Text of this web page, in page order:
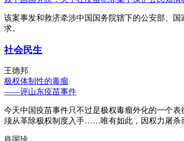
该案事发和救济牵涉中国国务院辖下的公安部、
求。
社会民生
王德邦
极权体制性的毒瘤
——评山东疫苗事件
今天中国疫苗事件只不过是极权毒瘤外化的一个
须从革除极权制度入手……唯有如此，因权力屠杀